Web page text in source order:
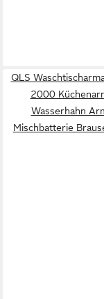
QLS
2000
Wasserhahn
Mischbatterie